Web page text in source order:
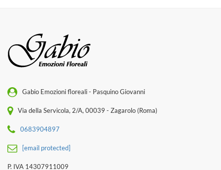
Gabio Emozioni floreali - Pasquino Giovanni
Via della Servicola, 2/A, 00039 - Zagarolo (Roma)
0683904897
[email protected]
P. IVA 14307911009